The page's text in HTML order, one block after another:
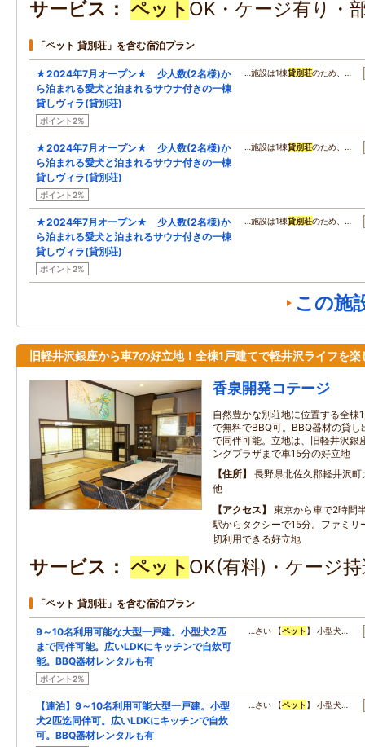
サービス ペット OK・ケージ有り・
「ペット 貸別荘」を含む宿泊プラン
★2024年7月オープン★ 少人数(2名様)か
ら泊まれる愛犬と泊まれるサウナ付きの一棟
貸しヴィラ(貸別荘)
ポイント2%
…施設は1棟貸別荘のため、…
★2024年7月オープン★ 少人数(2名様)か
ら泊まれる愛犬と泊まれるサウナ付きの一棟
貸しヴィラ(貸別荘)
ポイント2%
…施設は1棟貸別荘のため、…
★2024年7月オープン★ 少人数(2名様)か
ら泊まれる愛犬と泊まれるサウナ付きの一棟
貸しヴィラ(貸別荘)
ポイント2%
…施設は1棟貸別荘のため、…
この施
旧軽井沢銀座から車7の好立地！全棟1戸建てで軽井沢ライフを楽
香泉開発コテージ
自然豊かな別荘地に位置する全棟
で無料でBBQ可。BBQ器材の貸
で同伴可能。立地は、旧軽井沢銀
ングプラザまで車15分の好立地
住所
長野県北佐久郡軽井沢町
他
アクセス
東京から車で2時間
駅からタクシーで15分。ファミリ
切利用できる好立地
サービス ペット OK(有料)・ケージ
「ペット 貸別荘」を含む宿泊プラン
9～10名利用可能な大型一戸建。小型犬2匹
まで同伴可能。広いLDKにキッチンで自炊可
能。BBQ器材レンタルも有
ポイント2%
…さい 【ペット 】 小型犬…
【連泊】9～10名利用可能大型一戸建。小型
犬2匹迄同伴可。広いLDKにキッチンで自炊
可。BBQ器材レンタルも有
…さい 【ペット 】 小型犬…